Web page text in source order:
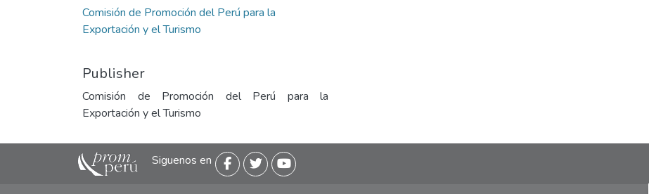
Comisión de Promoción del Perú para la
Exportación y el Turismo
Publisher
Comisión de Promoción del Perú para la
Exportación y el Turismo
Siguenos en